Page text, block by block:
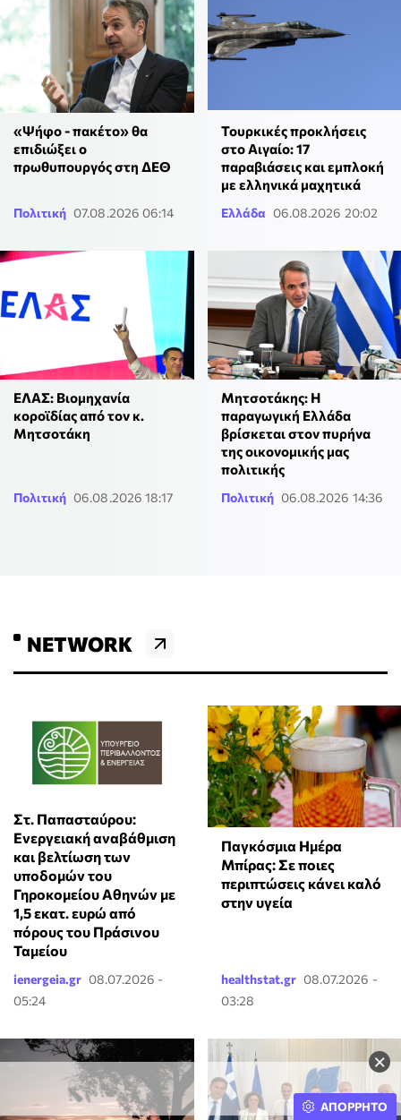
×
«Ψήφο - πακέτο» θα
επιδιώξει ο
πρωθυπουργός στη ΔΕΘ
Πολιτική 07.08.2026 06:14
Τουρκικές προκλήσεις
στο Αιγαίο: 17
παραβιάσεις και εμπλοκή
με ελληνικά μαχητικά
Ελλάδα 06.08.2026 20:02
ΕΛΑΣ: Βιομηχανία
κοροϊδίας από τον κ.
Μητσοτάκη
Πολιτική 06.08.2026 18:17
Μητσοτάκης: Η
παραγωγική Ελλάδα
βρίσκεται στον πυρήνα
της οικονομικής μας
πολιτικής
Πολιτική 06.08.2026 14:36
NETWORK
Στ. Παπασταύρου:
Ενεργειακή αναβάθμιση
και βελτίωση των
υποδομών του
Γηροκομείου Αθηνών με
1,5 εκατ. ευρώ από
πόρους του Πράσινου
Ταμείου
ienergeia.gr 08.07.2026 -
05:24
Παγκόσμια Ημέρα
Μπίρας: Σε ποιες
περιπτώσεις κάνει καλό
στην υγεία
healthstat.gr 08.07.2026 -
03:28
ΑΠΟΡΡΗΤΟ